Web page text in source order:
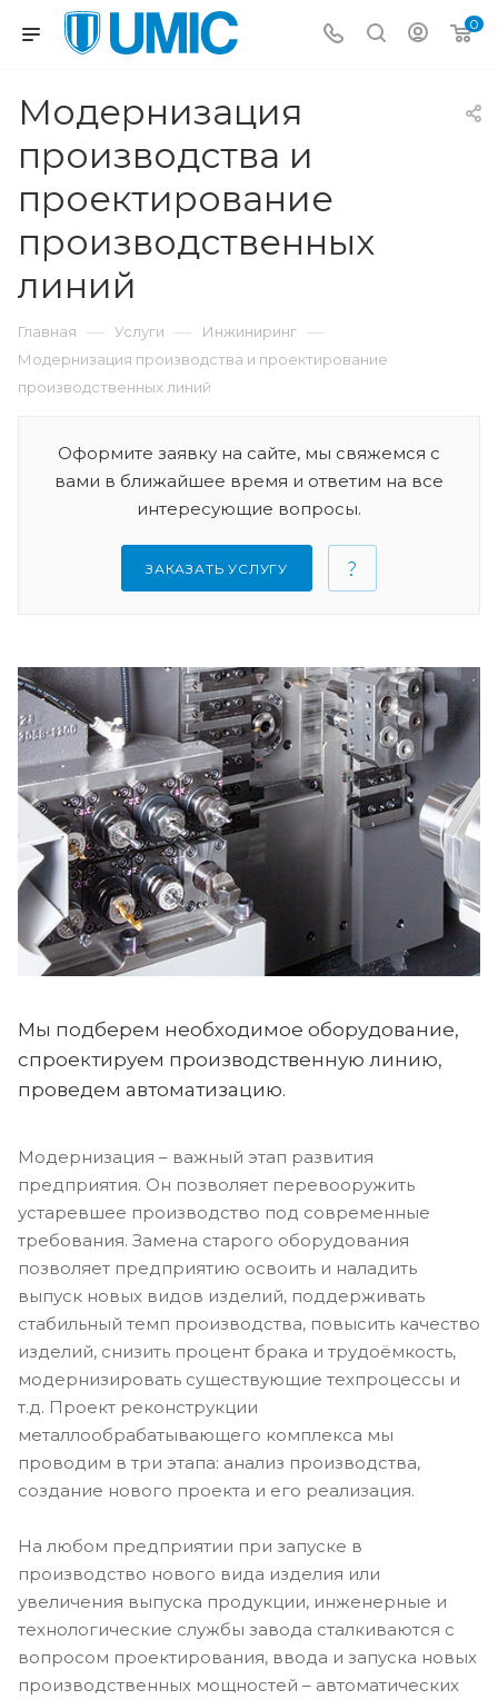
0
Модернизация
производства и
проектирование
производственных
линий
Главная — Услуги — Инжиниринг —
Модернизация производства и проектирование
производственных линий
Оформите заявку на сайте, мы свяжемся с
вами в ближайшее время и ответим на все
интересующие вопросы.
ЗАКАЗАТЬ УСЛУГУ
Мы подберем необходимое оборудование,
спроектируем производственную линию,
проведем автоматизацию.
Модернизация – важный этап развития
предприятия. Он позволяет перевооружить
устаревшее производство под современные
требования. Замена старого оборудования
позволяет предприятию освоить и наладить
выпуск новых видов изделий, поддерживать
стабильный темп производства, повысить качество
изделий, снизить процент брака и трудоёмкость,
модернизировать существующие техпроцессы и
т.д. Проект реконструкции
металлообрабатывающего комплекса мы
проводим в три этапа: анализ производства,
создание нового проекта и его реализация.
На любом предприятии при запуске в
производство нового вида изделия или
увеличения выпуска продукции, инженерные и
технологические службы завода сталкиваются с
вопросом проектирования, ввода и запуска новых
производственных мощностей – автоматических